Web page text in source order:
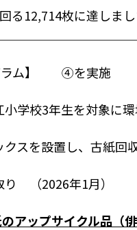
る12,714枚に達しまし
ラム】 ④を実施
小学校3年生を対象に
クスを設置し、古紙
り （2026年1月）
アップサイクル品（